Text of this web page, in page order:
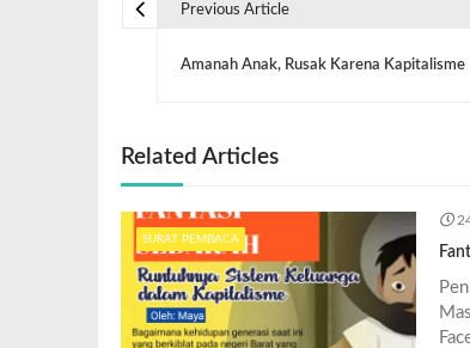
Previous Article
Amanah Anak, Rusak Karena Kapitalisme
Related Articles
SURAT PEMBACA